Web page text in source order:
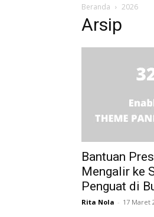
Beranda 2026
Arsip
Bantuan
Mengalir ke
Penguat di
Rita Nola - 17 Maret